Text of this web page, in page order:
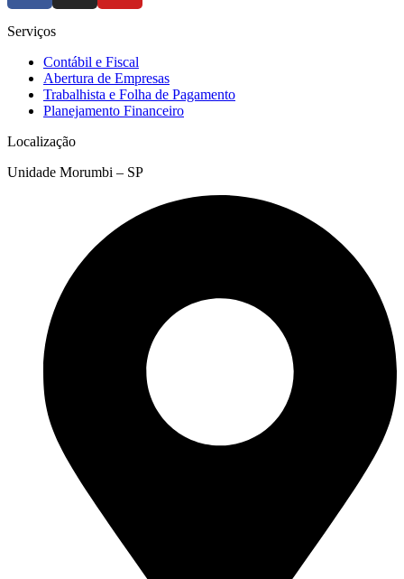
Serviços
Contábil e Fiscal
Abertura de Empresas
Trabalhista e Folha de Pagamento
Planejamento Financeiro
Localização
Unidade Morumbi – SP